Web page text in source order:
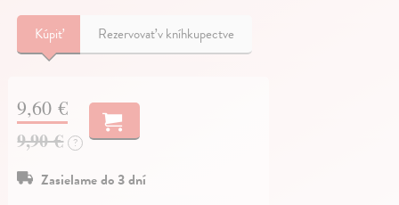
Kúpiť Rezervovať v kníhkupectve
9,60 €
9,90 € ?
Zasielame do 3 dní